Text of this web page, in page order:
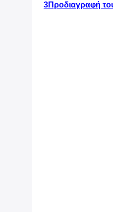
3Προδιαγραφή